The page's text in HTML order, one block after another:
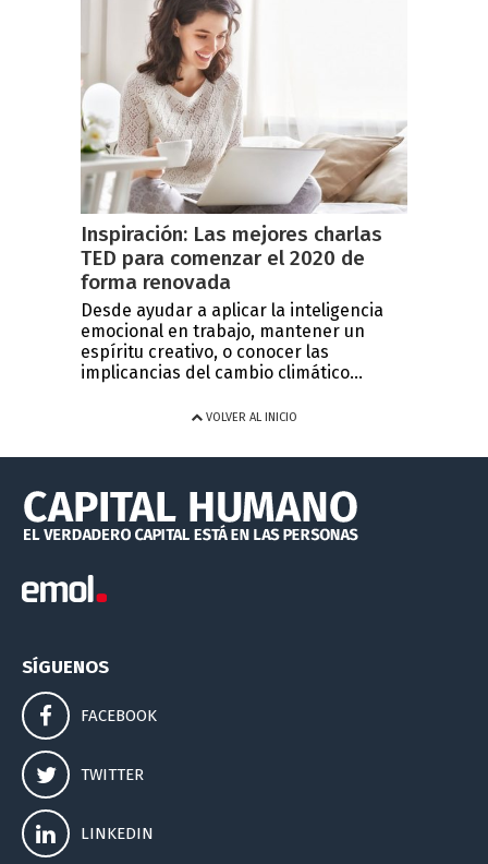
Inspiración: Las mejores charlas
TED para comenzar el 2020 de
forma renovada
Desde ayudar a aplicar la inteligencia
emocional en trabajo, mantener un
espíritu creativo, o conocer las
implicancias del cambio climático...
VOLVER AL INICIO
SÍGUENOS
FACEBOOK
TWITTER
LINKEDIN